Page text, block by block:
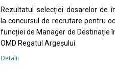
Rezultatul selecției dosarelor de
la concursul de recrutare pentru
funcției de Manager de Destinație
OMD Regatul Argeșului
Detalii